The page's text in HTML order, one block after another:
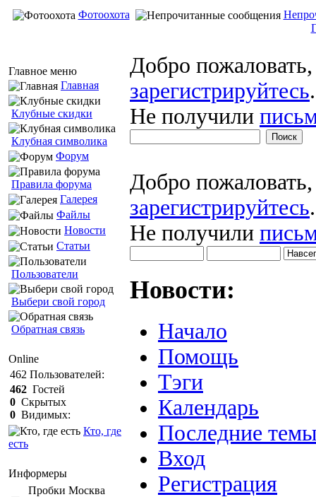
Фотоохота
Главное меню
Главная
Клубные скидки
Клубная символика
Форум
Правила форума
Галерея
Файлы
Новости
Статьи
Пользователи
Выбери свой город
Обратная связь
Online
462 Пользователей:
462 Гостей
0 Скрытых
0 Видимых:
Кто, где
есть
Информеры
Пробки Mосква
Добро
зарегистрируйтесь.
Не получили
Добро
зарегистрируйтесь.
Не получили
Новости:
Начало
Помощь
Тэги
Календарь
Последние
Вход
Регистрация